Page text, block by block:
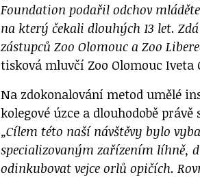
Foundation podařil odchov
na který čekali dlouhých 13 let.
zástupců Zoo Olomouc a Zoo
tisková mluvčí Zoo Olomouc Iveta
Na zdokonalování metod umělé
kolegové úzce a dlouhodobě právě
„Cílem této naší návštěvy bylo
specializovaným zařízením líhně,
odinkubovat vejce orlů opičích.